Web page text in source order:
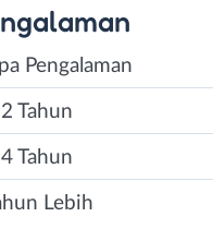
Pengalaman
Tahun
Tahun
Lebih